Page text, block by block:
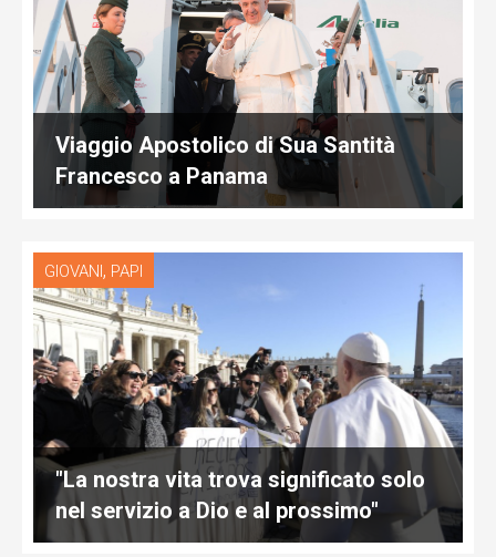
Viaggio Apostolico di Sua Santità
Francesco a Panama
GIOVANI, PAPI
"La nostra vita trova significato solo
nel servizio a Dio e al prossimo"